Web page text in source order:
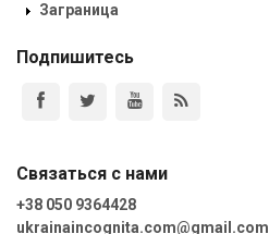
Заграница
Подпишитесь
Связаться с нами
+38 050 9364428
ukrainaincognita.com@gmail.com